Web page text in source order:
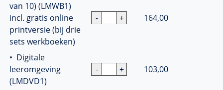
van 10) (LMWB1)
incl. gratis online
printversie (bij drie
sets werkboeken)
164,00
• Digitale
leeromgeving
(LMDVD1)
103,00